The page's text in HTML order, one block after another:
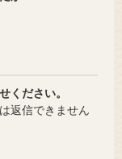
ください。
返信できません